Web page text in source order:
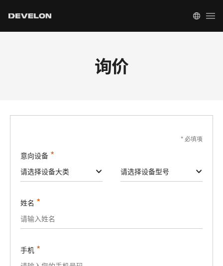
询价
* 必填项
意向设备 *
请选择设备大类 请选择设备型号
姓名 *
手机 *